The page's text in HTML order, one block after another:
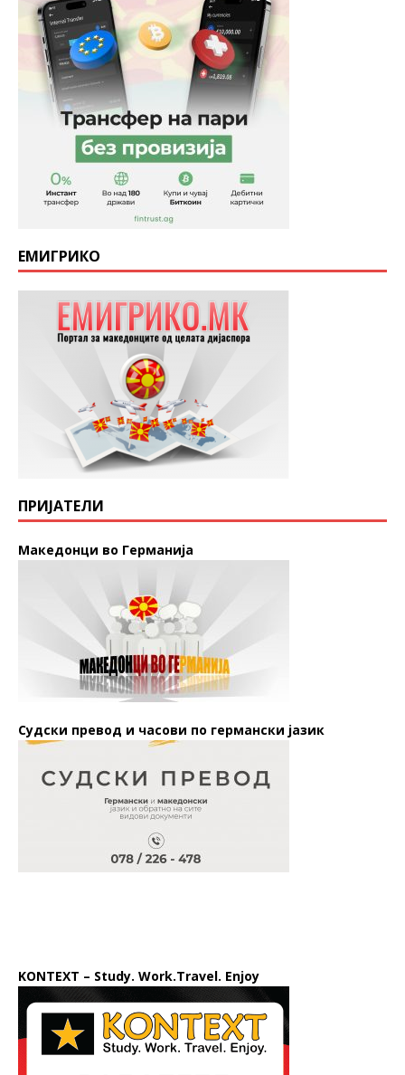
ЕМИГРИКО
ПРИЈАТЕЛИ
Македонци во Германија
Судски превод и часови по германски јазик
KONTEXT – Study. Work.Travel. Enjoy